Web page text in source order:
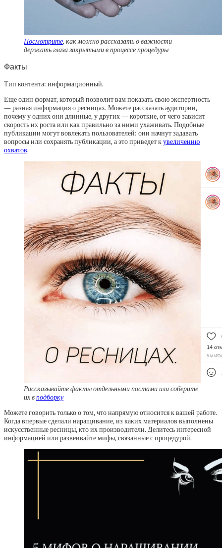
Посмотрите, как можно рассказать о важности
держать глаза закрытыми в процессе процедуры
Факты
Тип контента: информационный.
Еще один формат, который позволит вам показать свою экспертность
— разная информация о ресницах. Можете рассказать аудитории,
почему у одних они длинные, у других — короткие, от чего зависит
скорость их роста или как правильно за ними ухаживать. Подобные
публикации могут вовлекать пользователей: они начнут задавать
вопросы или сохранять публикации, а это приведет кувеличению
охватов.
Рассказывайте факты отдельными постами или соберите
их вподборку
Можете говорить только о том, что напрямую относится к вашей работе.
Когда впервые сделали наращивание, из каких материалов выполнены
искусственные ресницы, кто их производители. Делитесь интересной
информацией или развеивайте мифы, связанные с процедурой.